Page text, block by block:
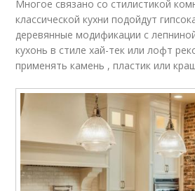
Многое связано со стилистикой
классической кухни подойдут
деревянные модификации с
кухонь в стиле хай-тек или лофт
применять камень , пластик или